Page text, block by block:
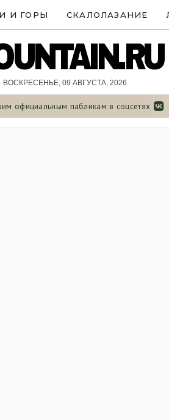
И ГОРЫ СКАЛОЛАЗАНИЕ
ВОСКРЕСЕНЬЕ, 09 АВГУСТА, 2026
официальным пабликам в соцсетях